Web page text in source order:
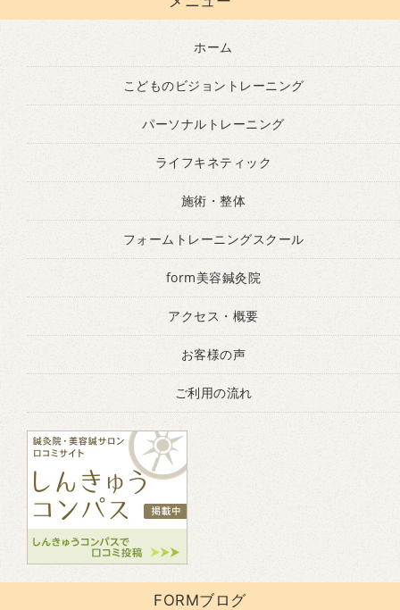
ホーム
こどものビジョントレーニング
パーソナルトレーニング
ライフキネティック
施術・整体
フォームトレーニングスクール
form美容鍼灸院
アクセス・概要
お客様の声
ご利用の流れ
FORMブログ